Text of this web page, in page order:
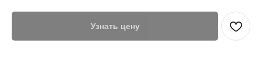
Узнать цену